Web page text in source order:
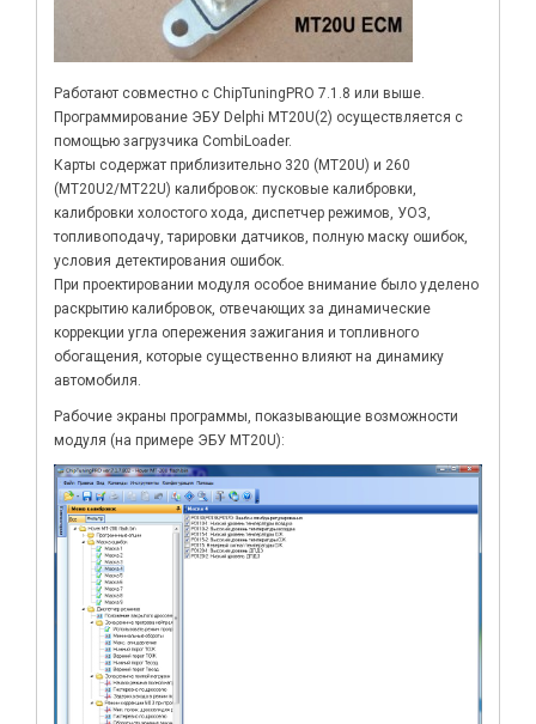
Работают совместно с ChipTuningPRO 7.1.8 или выше.
Программирование ЭБУ Delphi MT20U(2) осуществляется с
помощью загрузчика CombiLoader.
Карты содержат приблизительно 320 (MT20U) и 260
(MT20U2/MT22U) калибровок: пусковые калибровки,
калибровки холостого хода, диспетчер режимов, УОЗ,
топливоподачу, тарировки датчиков, полную маску ошибок,
условия детектирования ошибок.
При проектировании модуля особое внимание было уделено
раскрытию калибровок, отвечающих за динамические
коррекции угла опережения зажигания и топливного
обогащения, которые существенно влияют на динамику
автомобиля.
Рабочие экраны программы, показывающие возможности
модуля (на примере ЭБУ MT20U):